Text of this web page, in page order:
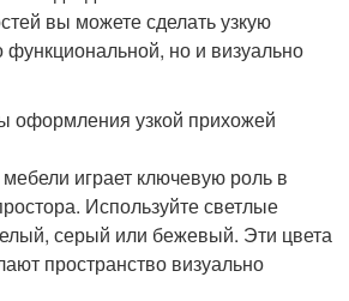
вы можете сделать узкую
функциональной, но и визуально
оформления узкой прихожей
играет ключевую роль в
Используйте светлые
серый или бежевый. Эти цвета
пространство визуально